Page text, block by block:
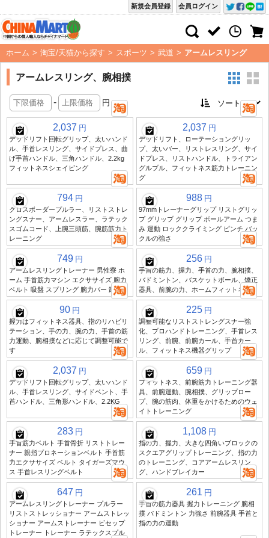
会員ログイン
新規会員登録
ホーム > 淘宝/天猫から探す > スポーツ > 武道 > アームレスリング
アームレスリング、腕相撲
- 円
2,037 円
デッドリフト回転グリップ、太いハンド
ル、手首レスリング、サイドプレス、曲
げ手首ハンドル、三角ハンドル、2.2kg
フィットネスシェイピング
2,037 円
デッドリフト、ローテーショングリッ
プ、太いバー、リストレスリング、サイ
ドプレス、リストハンドル、トライアン
グルプル、フィットネス筋力トレーニン
グ
794 円
クロスボーダープルラー、リストストレ
ングスナー、アームレスラー、ラテック
スゴムコード、上腕三頭筋、腕筋筋力ト
レーニング
988 円
97mmトレーナーグリップ リストグリッ
プ グリップ グリップ ボールアーム つま
み 運動 ロッククライミング ピンチ バッ
クルの強さ
749 円
アームレスリングトレーナー 男性寮 ホ
ーム 手首筋力マシン エクササイズ 腕力
ベルト 吸盤 スプリング 腕力バー 卸売
256 円
手首の筋力、握力、手首の力、腕相撲、
バドミントン、バスケットボール、矯正
器具、前腕の力、ホームフィットネス
90 円
握力はフィットネス器具、指のリハビリ
テーション、手の力、腕の力、手首の筋
力運動、腕相撲などに応じて調整可能で
す
225 円
調整可能なリストストレングスナー強
化、プロハンドトレーニング、手首レス
リング、前腕、前腕カール、手首カー
ル、フィットネス機器グリップ
2,037 円
デッドリフト回転グリップ、太いハンド
ル、手首レスリング、サイドベント、手
首ハンドル、三角形ハンドル、2.2KG
659 円
フィットネス、前腕筋力トレーニング器
具、前腕運動、腕相撲、グリップロー
プ、腕の筋肉、体重をかけるためのウェ
イトトレーニング
283 円
手首筋力ベルト 手首骨折 リストトレー
ナー 親指プロネーションベルト 手首筋
力エクササイズ ベルト タイガーズマウ
ス 手首レスリングベルト
1,108 円
指の力、握力、大きな四角いブロックの
スクエアグリップトレーニング、指の力
のトレーニング、コアアームレスリン
グ、ハンドブレイカー
647 円
アームレスリングトレーナー プルラー
リストストレッショナー アームストレッ
ショナー アームストレーナー ビセップ
トレーナー トレーナー ラテックスプル
261 円
手首の筋力器具 握力トレーニング 腕相
撲 バドミントン 力強さ 前腕器具 手首と
指の力の運動